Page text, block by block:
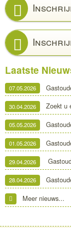
Laatste
07.05.2026
30.04.2026 Zoekt u
05.05.2026
01.05.2026
29.04.2026
28.04.2026
Meer nieuws...